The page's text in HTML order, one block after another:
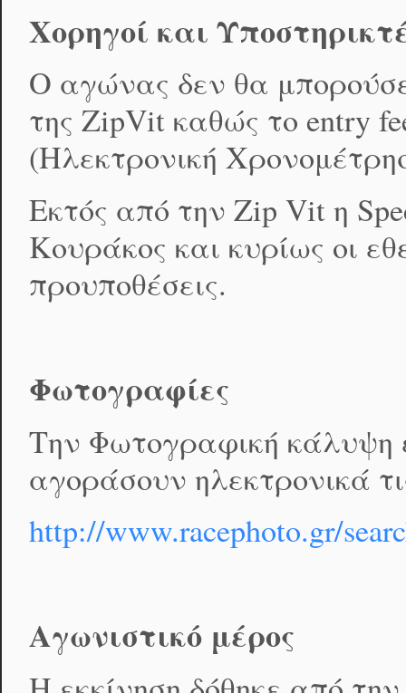
Χορηγοί και
Ο αγώνας δεν θα
της ZipVit καθώς το entry
(Ηλεκτρονική
Εκτός από την Zip Vit η
Κουράκος και κυρίως οι
προυποθέσεις.
Φωτογραφίες
Την Φωτογραφική κάλυψη
αγοράσουν ηλεκτρονικά
http://www.racephoto.gr/
Αγωνιστικό μέρος